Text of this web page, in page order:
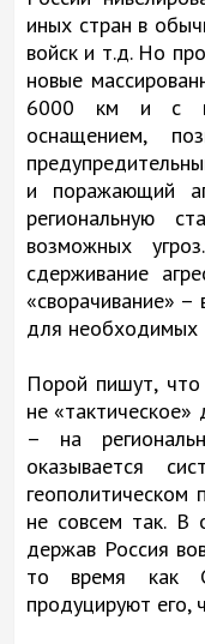
иных стран в
войск и т.д. Но
новые
6000 км и с
оснащением,
и поражающий
региональную
возможных
сдерживание
«сворачивание»
для необходимых
Порой пишут, что
не «тактическое»
– на
оказывается
геополитическом
не совсем так.
держав Россия
то время как
продуцируют